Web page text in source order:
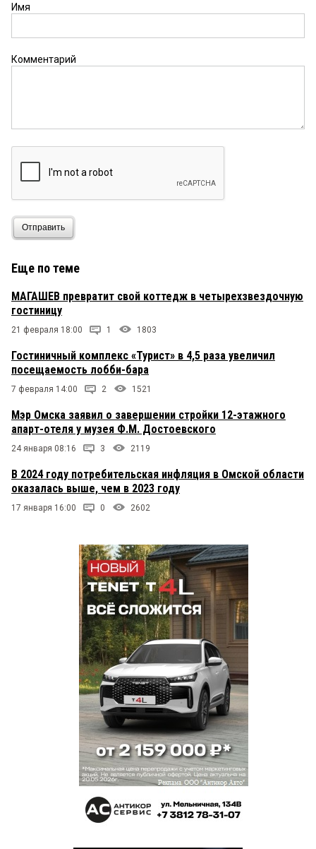
Имя
Комментарий
Отправить
Еще по теме
МАГАШЕВ превратит свой коттедж в четырехзвездочную
гостиницу
21 февраля 18:00 1 1803
Гостиничный комплекс «Турист» в 4,5 раза увеличил
посещаемость лобби-бара
7 февраля 14:00 2 1521
Мэр Омска заявил о завершении стройки 12-этажного
апарт-отеля у музея Ф.М. Достоевского
24 января 08:16 3 2119
В 2024 году потребительская инфляция в Омской области
оказалась выше, чем в 2023 году
17 января 16:00 0 2602